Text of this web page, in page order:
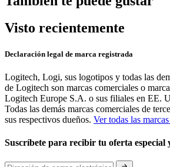
Visto recientemente
Declaración legal de marca registrada
Logitech, Logi, sus logotipos y todas las
de Logitech son marcas comerciales o
Logitech Europe S.A. o sus filiales en EE.
Todas las demás marcas comerciales de
sus respectivos dueños. Ver todas las
Suscríbete para recibir tu oferta especial